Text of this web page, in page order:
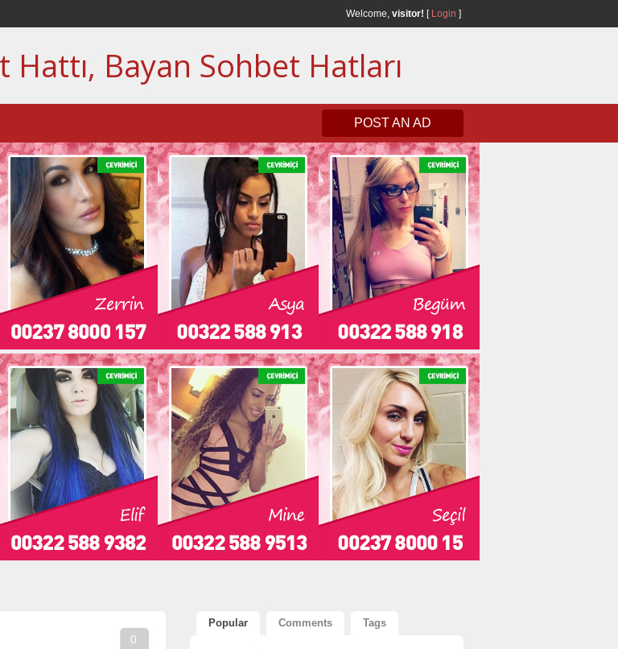
Welcome, visitor! [ Login ]
Bayan Sohbet Hatları
POST AN AD
0
Popular Comments Tags